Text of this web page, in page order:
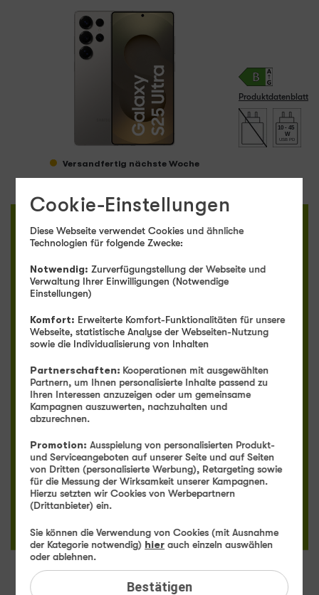
Versandfertig nächste Woche
Produktdatenblatt
10 - 45
W
USB PD
ab0 € mtl.
NEU
Zum Angebot
GB
Allnet Flat
Cookie-Einstellungen
Diese Webseite verwendet Cookies und ähnliche
Technologien für folgende Zwecke:
Notwendig: Zurverfügungstellung der Webseite und
Verwaltung Ihrer Einwilligungen (Notwendige
Einstellungen)
Komfort: Erweiterte Komfort-Funktionalitäten für unsere
Webseite, statistische Analyse der Webseiten-Nutzung
sowie die Individualisierung von Inhalten
Partnerschaften: Kooperationen mit ausgewählten
Partnern, um Ihnen personalisierte Inhalte passend zu
Ihren Interessen anzuzeigen oder um gemeinsame
Kampagnen auszuwerten, nachzuhalten und
abzurechnen.
Promotion: Ausspielung von personalisierten Produkt-
und Serviceangeboten auf unserer Seite und auf Seiten
von Dritten (personalisierte Werbung), Retargeting sowie
für die Messung der Wirksamkeit unserer Kampagnen.
Hierzu setzten wir Cookies von Werbepartnern
(Drittanbieter) ein.
Sie können die Verwendung von Cookies (mit Ausnahme
der Kategorie notwendig) hier auch einzeln auswählen
oder ablehnen.
Bestätigen